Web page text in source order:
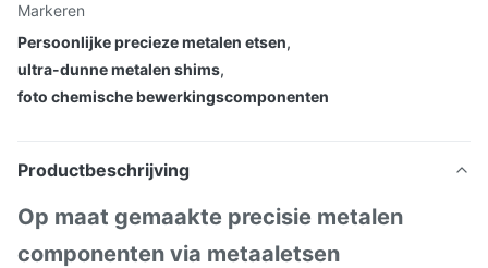
Markeren
Persoonlijke precieze metalen etsen,
ultra-dunne metalen shims,
foto chemische bewerkingscomponenten
Productbeschrijving
Op maat gemaakte precisie metalen
componenten via metaaletsen